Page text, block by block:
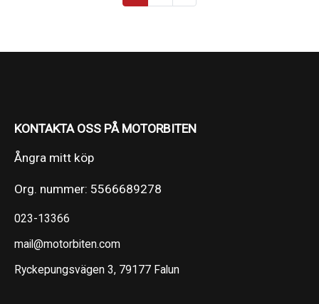
KONTAKTA OSS PÅ MOTORBITEN
Ångra mitt köp
Org. nummer: 5566689278
023-13366
mail@motorbiten.com
Ryckepungsvägen 3, 79177 Falun